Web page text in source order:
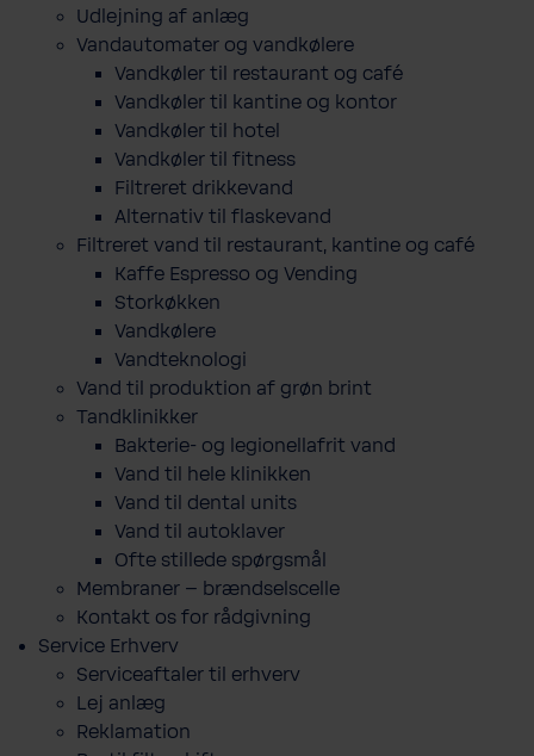
Udlejning af anlæg
Vandautomater og vandkølere
Vandkøler til restaurant og café
Vandkøler til kantine og kontor
Vandkøler til hotel
Vandkøler til fitness
Filtreret drikkevand
Alternativ til flaskevand
Filtreret vand til restaurant, kantine og café
Kaffe Espresso og Vending
Storkøkken
Vandkølere
Vandteknologi
Vand til produktion af grøn brint
Tandklinikker
Bakterie-​ og legio­nel­lafrit vand
Vand til hele klinikken
Vand til dental units
Vand til autoklaver
Ofte stillede spørgsmål
Membraner – brændselscelle
Kontakt os for rådgivning
Service Erhverv
Serviceaftaler til erhverv
Lej anlæg
Reklamation